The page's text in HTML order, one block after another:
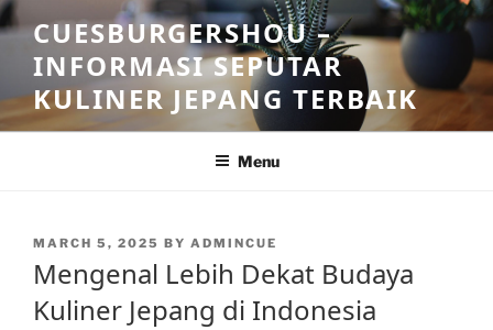
Skip
to
content
CUESBURGERSHOU –
INFORMASI SEPUTAR
KULINER JEPANG TERBAIK
Menu
POSTED
MARCH 5, 2025 BY ADMINCUE
Mengenal Lebih Dekat Budaya
Kuliner Jepang di Indonesia